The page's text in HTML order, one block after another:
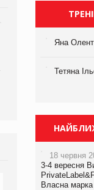
дитячого меню: у
ТОКЕРИ
Яна
Тетяна
18 червня
3-4 вересня
Власна